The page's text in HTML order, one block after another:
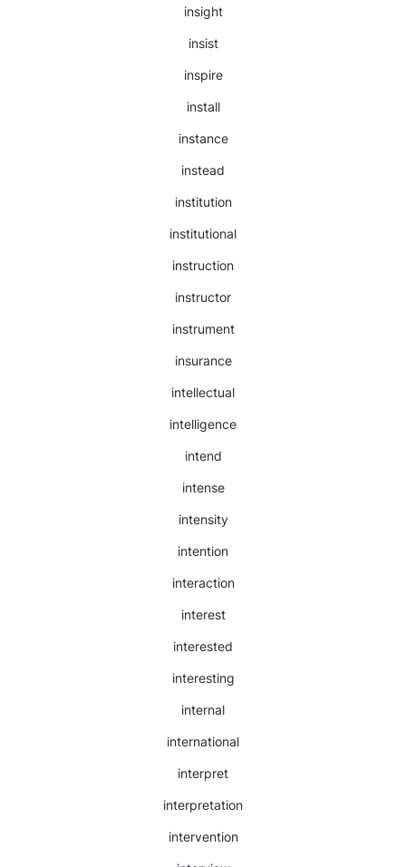
insight
insist
inspire
install
instance
instead
institution
institutional
instruction
instructor
instrument
insurance
intellectual
intelligence
intend
intense
intensity
intention
interaction
interest
interested
interesting
internal
international
interpret
interpretation
intervention